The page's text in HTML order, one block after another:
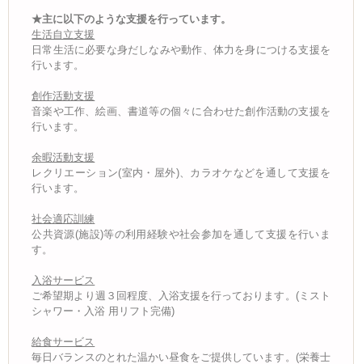
★主に以下のような支援を行っています。
生活自立支援
日常生活に必要な身だしなみや動作、体力を身につける支援を
行います。
創作活動支援
音楽や工作、絵画、書道等の個々に合わせた創作活動の支援を
行います。
余暇活動支援
レクリエーション(室内・屋外)、カラオケなどを通して支援を
行います。
社会適応訓練
公共資源(施設)等の利用経験や社会参加を通して支援を行いま
す。
入浴サービス
ご希望期より週３回程度、入浴支援を行っております。(ミスト
シャワー・入浴 用リフト完備)
給食サービス
毎日バランスのとれた温かい昼食をご提供しています。(栄養士